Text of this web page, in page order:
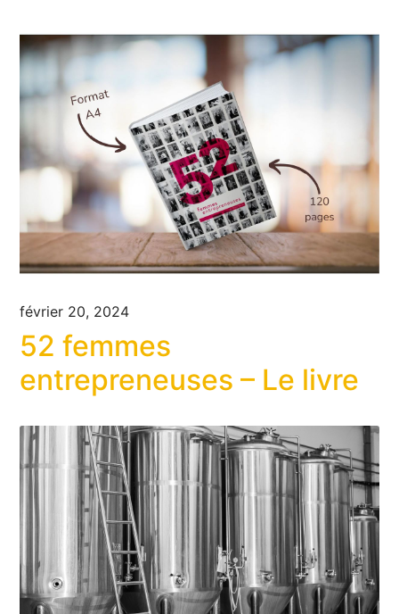
février 20, 2024
52 femmes
entrepreneuses – Le livre